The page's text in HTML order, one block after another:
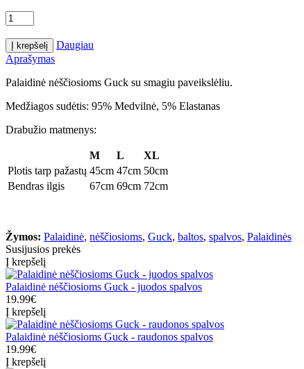
Daugiau
Aprašymas
Palaidinė nėščiosioms Guck su smagiu paveikslėliu.
Medžiagos sudėtis: 95% Medvilnė, 5% Elastanas
Drabužio matmenys:
M L
XL
Plotis tarp pažastų 45cm 47cm 50cm
Bendras ilgis
67cm 69cm 72cm
Žymos: Palaidinė, nėščiosioms, Guck, baltos, spalvos, Palaidinės
Susijusios prekės
Į krepšelį
Palaidinė nėščiosioms Guck - juodos spalvos
19.99€
Į krepšelį
Palaidinė nėščiosioms Guck - raudonos spalvos
19.99€
Į krepšelį